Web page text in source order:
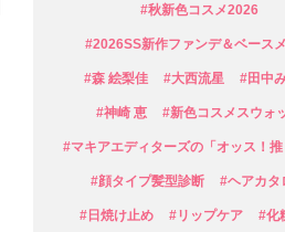
#秋新色コスメ2026
#2026SS新作ファンデ＆ベース
#森 絵梨佳 #大西流星 #田中
#神崎 恵 #新色コスメスウォ
#マキアエディターズの「オッス！推
#顔タイプ髪型診断 #ヘアカタ
#日焼け止め #リップケア #化